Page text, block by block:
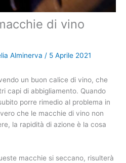
di vino
Alminerva / 5 Aprile 2021
un buon calice di vino, che
capi di abbigliamento. Quando
porre rimedio al problema in
che le macchie di vino non
la rapidità di azione è la cosa
macchie si seccano, risulterà